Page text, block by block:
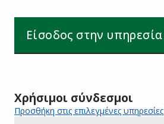
Είσοδος στην υπηρεσία
Χρήσιμοι σύνδεσμοι
Προσθήκη στις επιλεγμένες υπηρεσίες